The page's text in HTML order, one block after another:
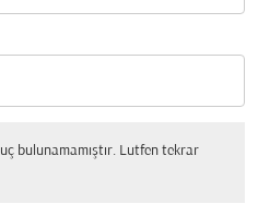
bulunamamıştır. Lutfen tekrar